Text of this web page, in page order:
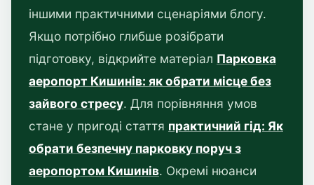
іншими практичними сценаріями блогу.
Якщо потрібно глибше розібрати
підготовку, відкрийте матеріал Парковка
аеропорт Кишинів: як обрати місце без
зайвого стресу. Для порівняння умов
стане у пригоді стаття практичний гід: Як
обрати безпечну парковку поруч з
аеропортом Кишинів. Окремі нюанси